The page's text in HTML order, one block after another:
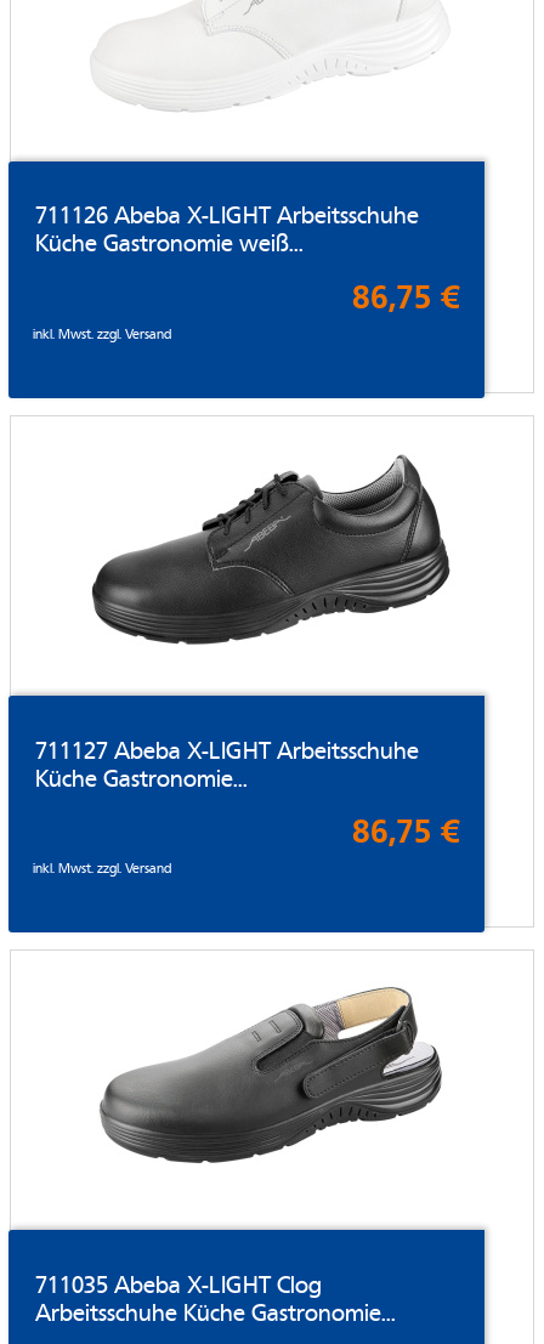
711126 Abeba X-LIGHT Arbeitsschuhe
Küche Gastronomie weiß...
86,75 €
inkl. Mwst. zzgl.Versand
711127 Abeba X-LIGHT Arbeitsschuhe
Küche Gastronomie...
86,75 €
inkl. Mwst. zzgl.Versand
711035 Abeba X-LIGHT Clog
Arbeitsschuhe Küche Gastronomie...